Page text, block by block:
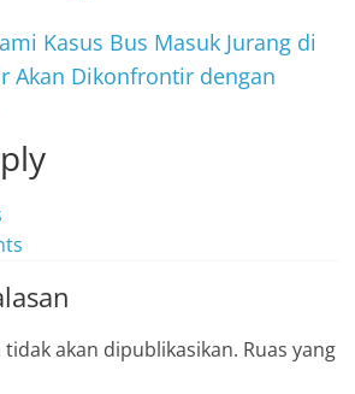
Kasus Bus Masuk Jurang di
Akan Dikonfrontir dengan
akan dipublikasikan. Ruas yang